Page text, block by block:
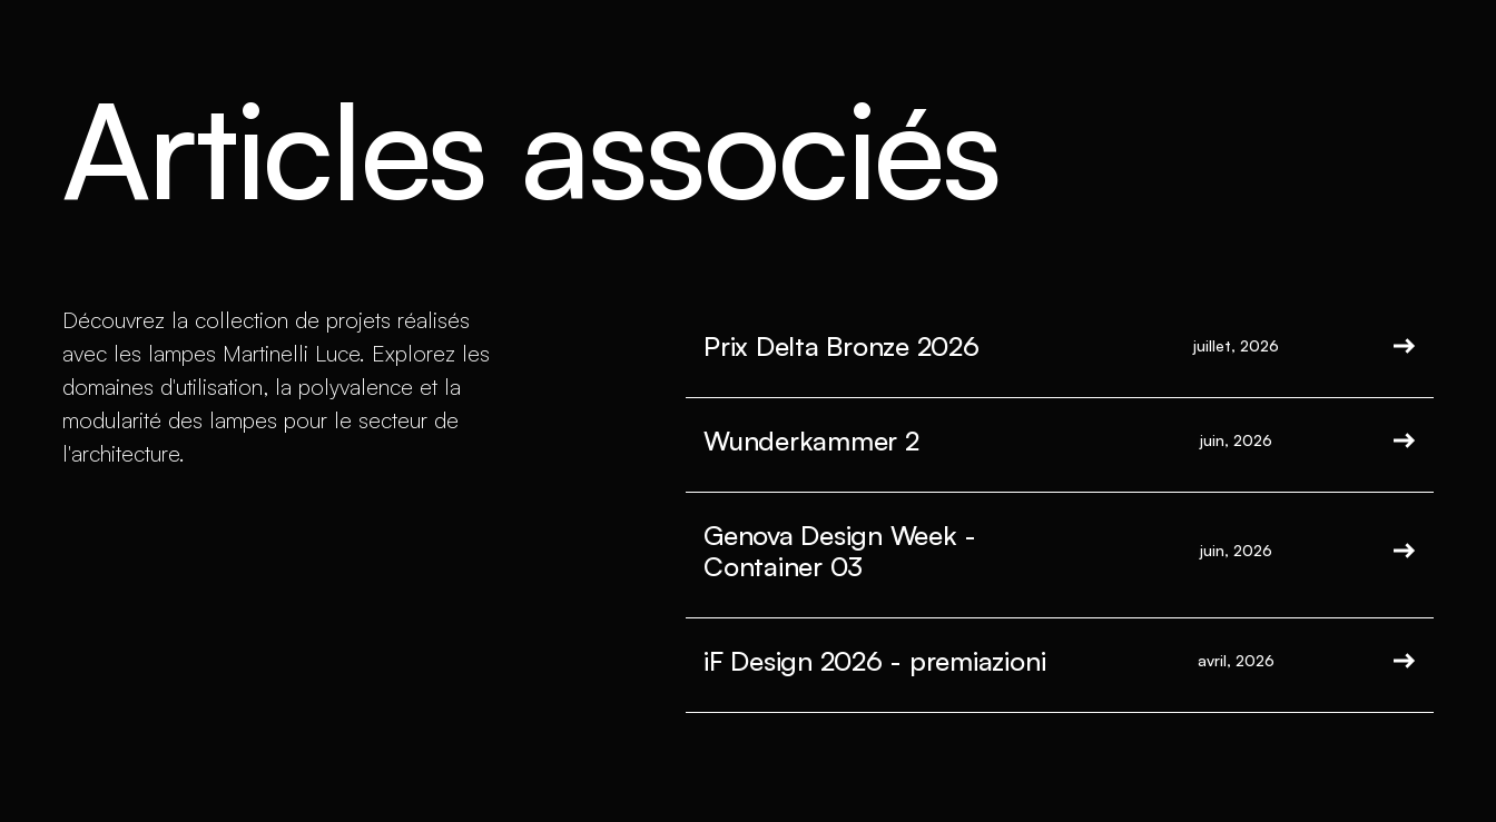
Articles associés
Découvrez la collection de projets réalisés
avec les lampes Martinelli Luce. Explorez les
domaines d'utilisation, la polyvalence et la
modularité des lampes pour le secteur de
l'architecture.
Prix Delta Bronze 2026 juillet, 2026
Wunderkammer 2 juin, 2026
Genova Design Week -
Container 03
juin, 2026
iF Design 2026 - premiazioni avril, 2026